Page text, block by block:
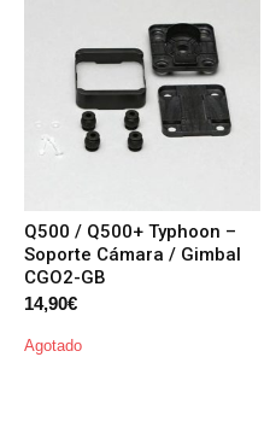
Q500 / Q500+ Typhoon –
Soporte Cámara / Gimbal
CGO2-GB
14,90€
Agotado